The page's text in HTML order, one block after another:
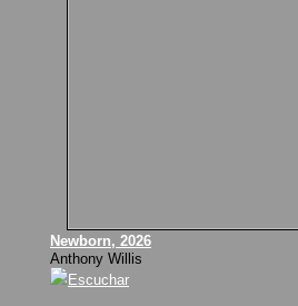
Newborn, 2026
Anthony Willis
Escuchar